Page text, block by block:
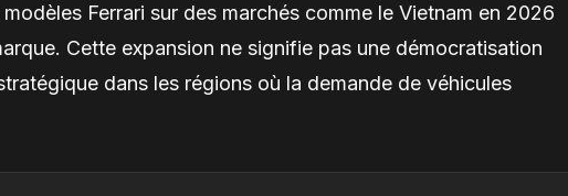
Ferrari sur des marchés comme le Vietnam en 2026
Cette expansion ne signifie pas une démocratisation
dans les régions où la demande de véhicules